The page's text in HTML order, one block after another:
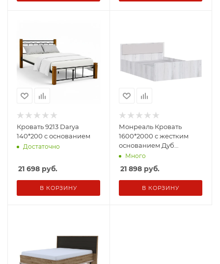
Кровать 9213 Darya
140*200 с основанием
Достаточно
21 698 руб.
В КОРЗИНУ
Монреаль Кровать
1600*2000 с жестким
основанием Дуб
канадский
Много
21 898 руб.
В КОРЗИНУ